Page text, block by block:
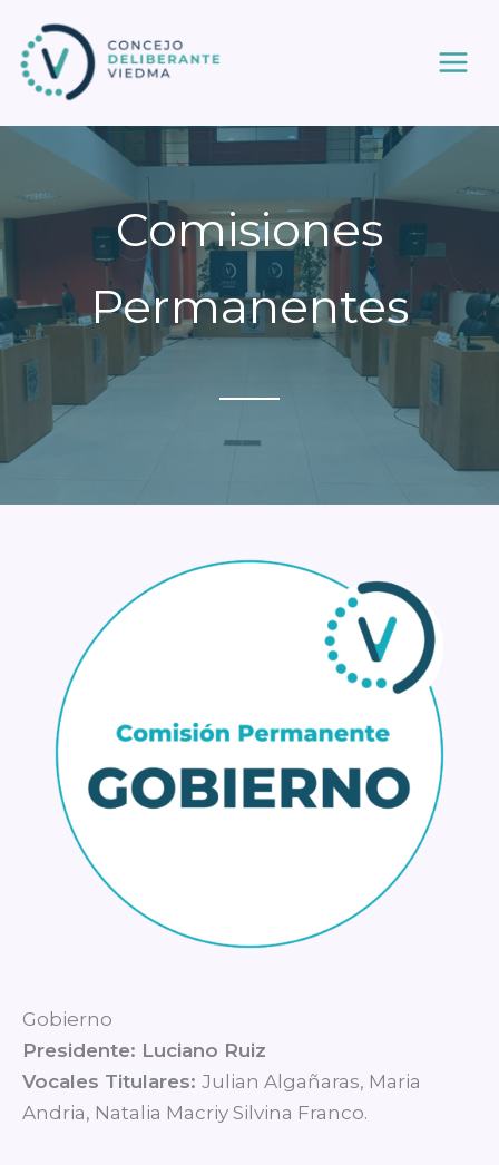
contenido
Comisiones
Permanentes
Gobierno
Presidente: Luciano Ruiz
Vocales Titulares: Julian Algañaras, Maria
Andria, Natalia Macriy Silvina Franco.